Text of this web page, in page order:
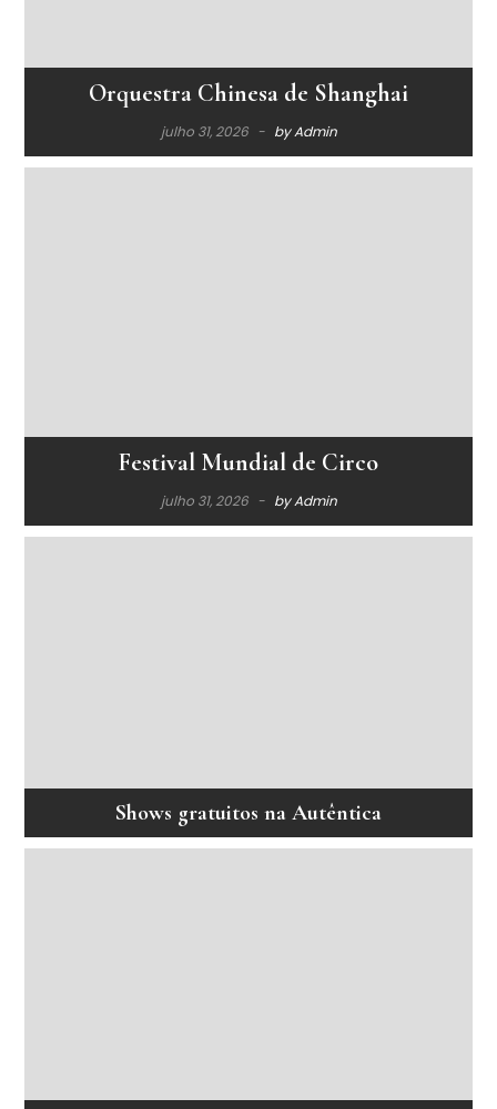
Orquestra Chinesa de Shanghai
julho 31, 2026 byAdmin
Festival Mundial de Circo
julho 31, 2026 byAdmin
Shows gratuitos na Autêntica